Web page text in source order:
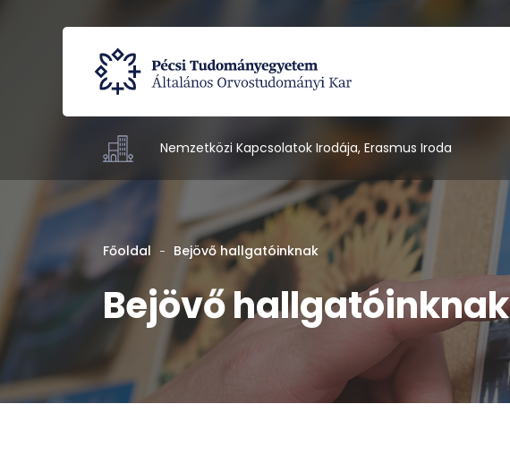
Nemzetközi Kapcsolatok Irodája, Erasmus Iroda
Főoldal Bejövő hallgatóinknak
Bejövő hallgatóinknak